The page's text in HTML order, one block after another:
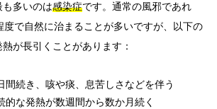
多いのは感染症です。通常の風邪であれ
度で自然に治まることが多いですが、以下の
が長引くことがあります：
間続き、咳や痰、息苦しさなどを伴う
的な発熱が数週間から数か月続く